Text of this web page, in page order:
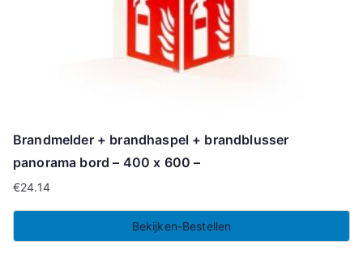
Brandmelder + brandhaspel + brandblusser
panorama bord – 400 x 600 –
€24.14
Bekijken-Bestellen